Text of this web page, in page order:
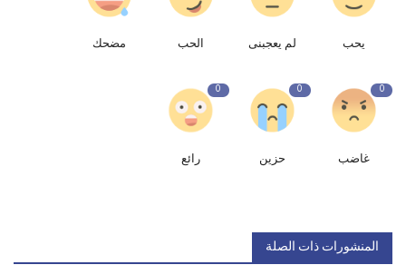
يحب لم يعجبنى الحب مضحك
0
غاضب
0
حزين
0
رائع
المنشورات ذات الصلة